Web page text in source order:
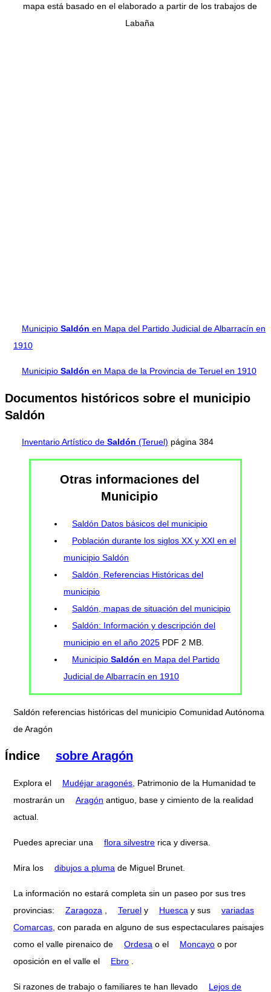
mapa está basado en el elaborado a partir de los trabajos de
Labaña
Municipio Saldón en Mapa del Partido Judicial de Albarracín en
1910
Municipio Saldón en Mapa de la Provincia de Teruel en 1910
Documentos históricos sobre el municipio
Saldón
Inventario Artístico de Saldón (Teruel) página 384
Otras informaciones del
Municipio
Saldón Datos básicos del municipio
Población durante los siglos XX y XXI en el
municipio Saldón
Saldón, Referencias Históricas del
municipio
Saldón, mapas de situación del municipio
Saldón: Información y descripción del
municipio en el año 2025 PDF 2 MB.
MunicipioSaldón en Mapa del Partido
Judicial de Albarracín en 1910
Saldón referencias históricas del municipio Comunidad Autónoma
de Aragón
Índice sobre Aragón
Explora el Mudéjar aragonés, Patrimonio de la Humanidad te
mostrarán un
Aragón antiguo, base y cimiento de la realidad
actual.
Puedes apreciar una flora silvestre rica y diversa.
Mira los dibujos a pluma de Miguel Brunet.
La información no estará completa sin un paseo por sus tres
provincias:
Zaragoza Teruel y Huesca y sus
variadas
Comarcas , con parada en alguno de sus espectaculares paisajes
como el valle pirenaico de
Ordesa o el Moncayo o por
oposición en el valle el
Ebro
Si razones de trabajo o familiares te han llevado
Lejos de